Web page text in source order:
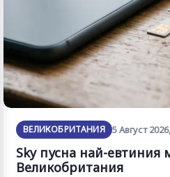
ВЕЛИКОБРИТАНИЯ 5 Август
Sky пусна най-евтиния
Великобритания